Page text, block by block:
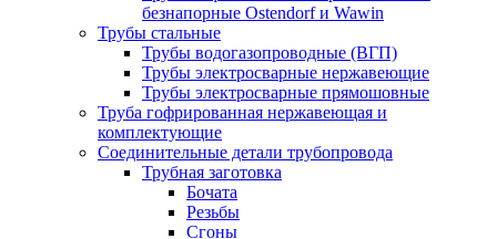
безнапорные Ostendorf и Wawin
Трубы стальные
Трубы водогазопроводные (ВГП)
Трубы электросварные нержавеющие
Трубы электросварные прямошовные
Труба гофрированная нержавеющая и
комплектующие
Соединительные детали трубопровода
Трубная заготовка
Бочата
Резьбы
Сгоны